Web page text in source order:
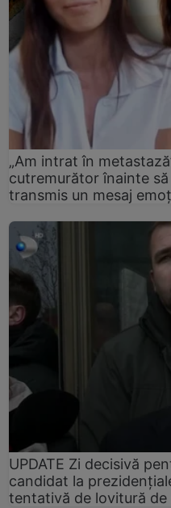
„Am intrat în
cutremurător înainte
transmis un mesaj
UPDATE Zi decisivă
candidat la
tentativă de lovitură de